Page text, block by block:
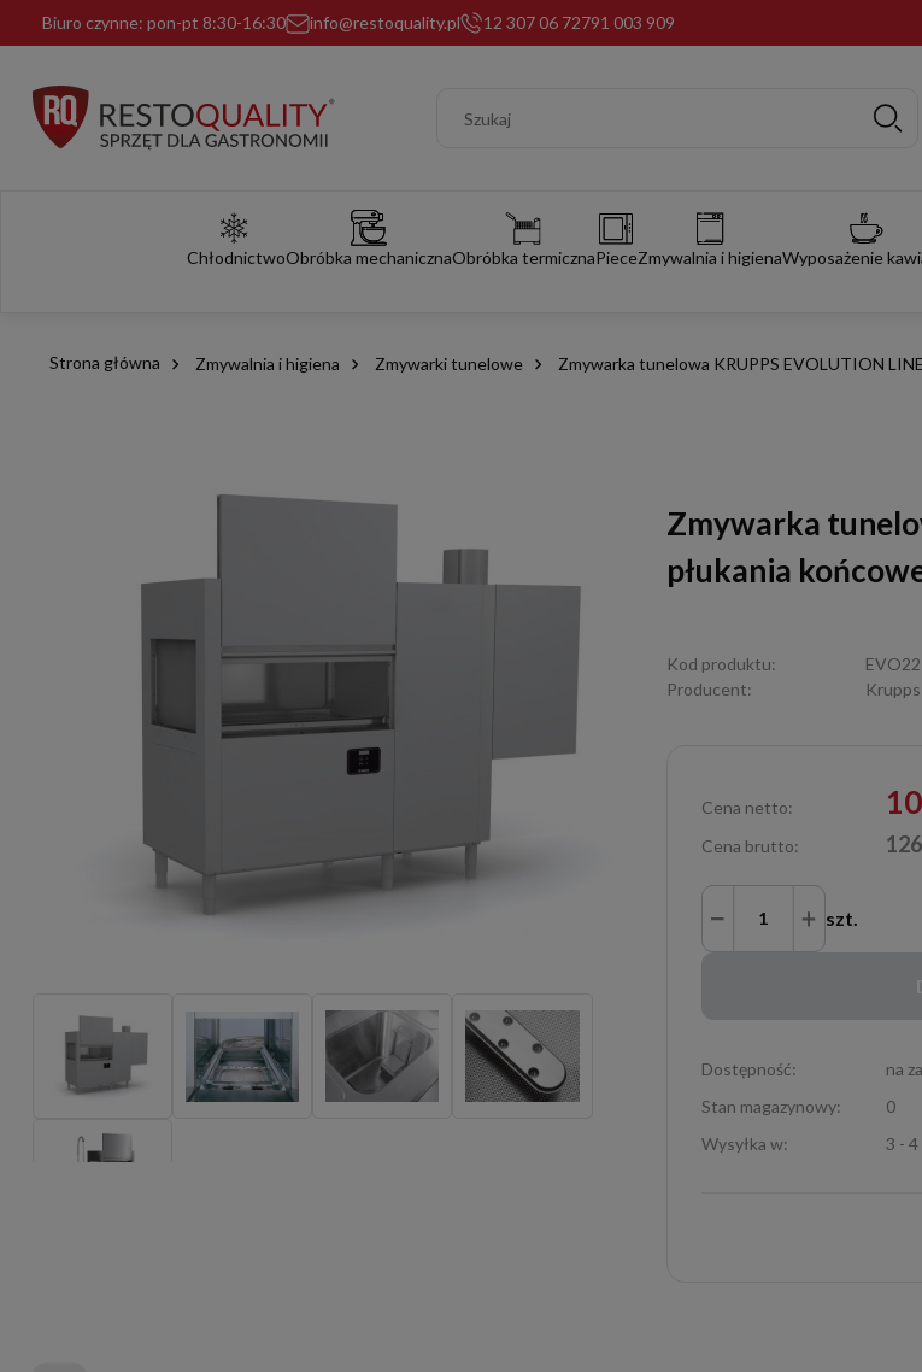
Biuro czynne: pon-pt 8:30-16:30 info@restoquality.pl 12 307 06 72791 003 909
ChłodnictwoObróbka mechanicznaObróbka termicznaPieceZmywalnia i higienaWyposażenie
Strona główna Zmywalnia i higiena Zmywarki tunelowe Zmywarka tunelowa KRUPPS EVOLUTION
Zmywarka
płukania
Kod produktu:
Producent:
Krupps
Cena netto:
Cena brutto:
szt.
Dostępność:
na
Stan magazynowy:
0
Wysyłka w:
3 -